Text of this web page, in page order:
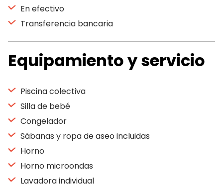
En efectivo
Transferencia bancaria
Equipamiento y servicio
Piscina colectiva
Silla de bebé
Congelador
Sábanas y ropa de aseo incluidas
Horno
Horno microondas
Lavadora individual